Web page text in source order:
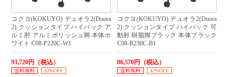
コクヨ(KOKUYO) デュオラ2(Duora
2) クッションタイプ ハイバック ア
ルミ肘 アルミポリッシュ脚 本体ホ
ワイト C08-P220C-W1
93,720円（税込）
送料無料 42%OFF
コクヨ(KOKUYO) デュオラ2(Duora
2) クッションタイプ ハイバック 可
動肘 樹脂脚ブラック 本体ブラック
C08-B230C-B1
86,570円（税込）
送料無料 42%OFF